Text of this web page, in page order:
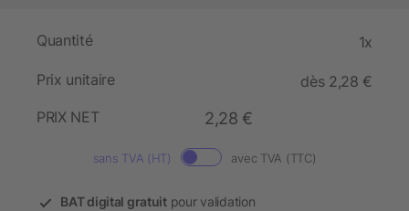
Quantité 1x
Prix unitaire
dès 2,28 €
PRIX NET
2,28 €
sans TVA (HT) avec TVA (TTC)
BAT digital gratuitpour validation